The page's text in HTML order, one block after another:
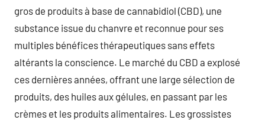
gros de produits à base de cannabidiol (CBD), une
substance issue du chanvre et reconnue pour ses
multiples bénéfices thérapeutiques sans effets
altérants la conscience. Le marché du CBD a explosé
ces dernières années, offrant une large sélection de
produits, des huiles aux gélules, en passant par les
crèmes et les produits alimentaires. Les grossistes